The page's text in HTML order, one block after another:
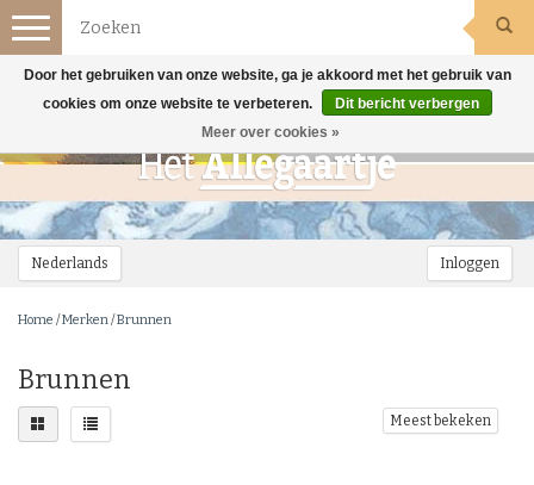
Nederlands Inloggen
Toggle
navigation
Home /Merken/Brunnen
Brunnen
Meest bekeken
Door het gebruiken van onze website, ga je akkoord met het gebruik van
cookies om onze website te verbeteren.
Dit bericht verbergen
Meer over cookies »